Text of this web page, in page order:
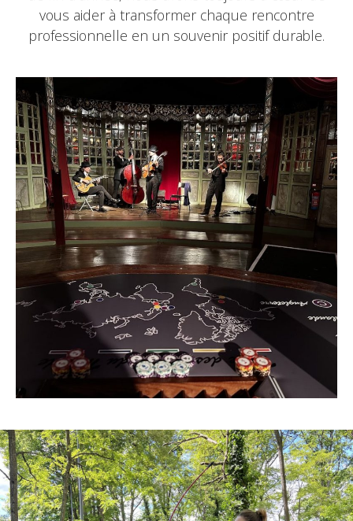
vous aider à transformer chaque rencontre
professionnelle en un souvenir positif durable.